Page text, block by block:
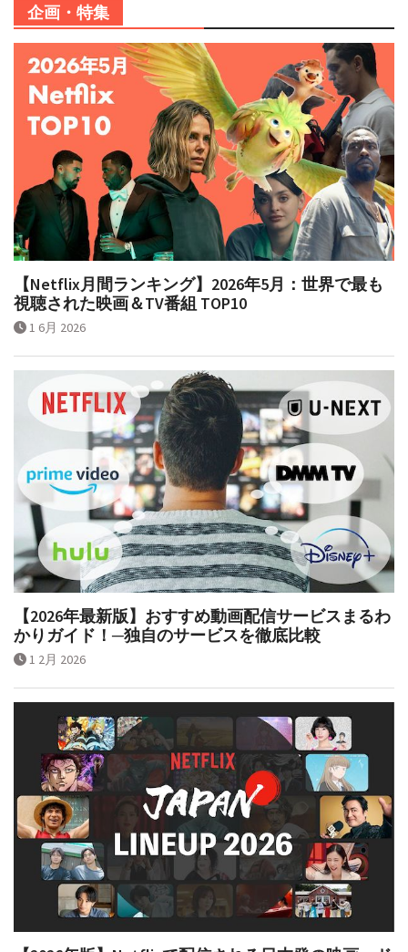
企画・特集
【Netflix月間ランキング】2026年5月：世界で最も
視聴された映画＆TV番組 TOP10
1 6月 2026
【2026年最新版】おすすめ動画配信サービスまるわ
かりガイド！─独自のサービスを徹底比較
1 2月 2026